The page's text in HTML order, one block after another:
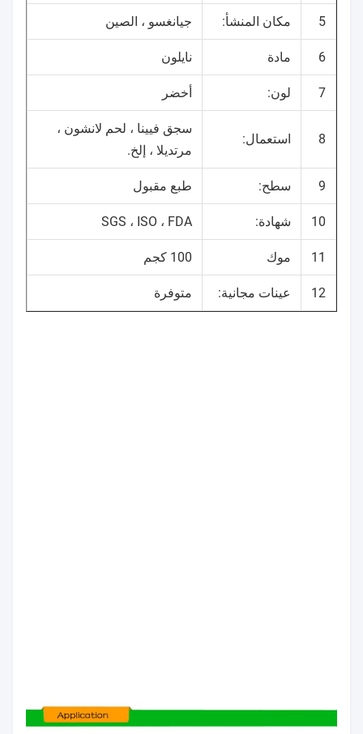
5 مكان المنشأ: جيانغسو ، الصين
6 مادة نايلون
7 لون: أخضر
8 استعمال:
سجق فيينا ، لحم لانشون ،
مرتديلا ، إلخ.
9 سطح: طبع مقبول
10 شهادة: SGS ، ISO ، FDA
11 موك 100 كجم
12 عينات مجانية: متوفرة